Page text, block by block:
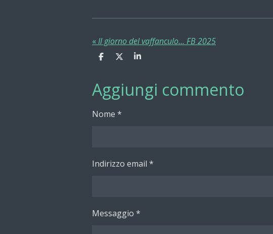
«Il giorno del vaffanculo... FB 2025
C
i
v
d
C
d
i
v
d
C
i
Aggiungi commento
Nome *
Indirizzo email *
Messaggio *